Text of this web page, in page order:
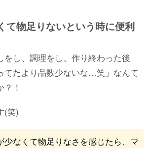
て物足りないという時に便利
をし、調理をし、作り終わった後
てたより品数少ないな…笑」なんて
！
(笑)
少なくて物足りなさを感じたら、マ